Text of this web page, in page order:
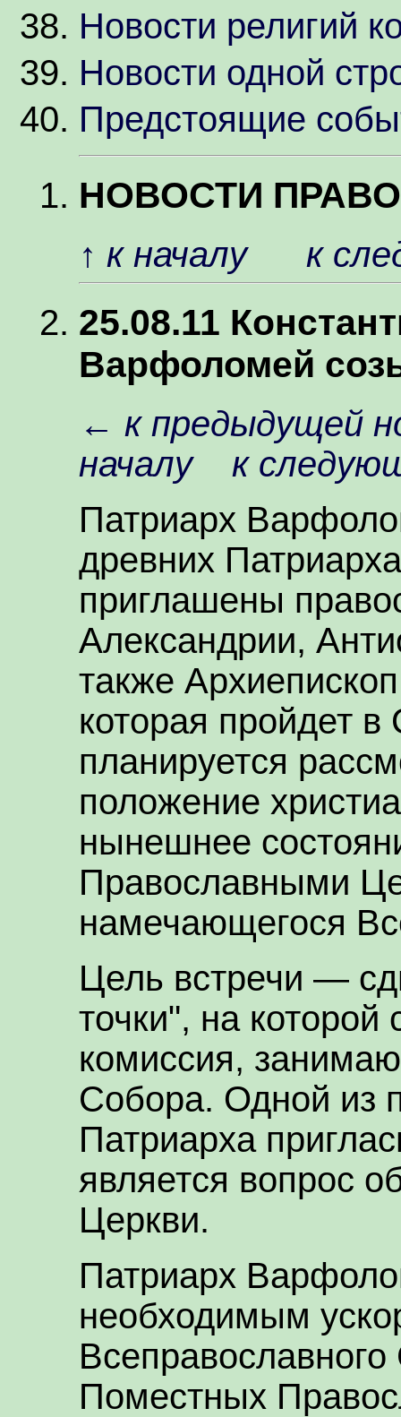
Новости религий
Новости одной
Предстоящие
НОВОСТИ
↑ к началу к
25.08.11
Варфоломей
← к предыдущей
началу
к
Патриарх
древних
приглашены
Александрии,
также
которая пройдет
планируется
положение
нынешнее
Православными
намечающегося
Цель встречи —
точки", на которой
комиссия,
Собора. Одной из
Патриарха
является вопрос
Церкви.
Патриарх
необходимым
Поместных